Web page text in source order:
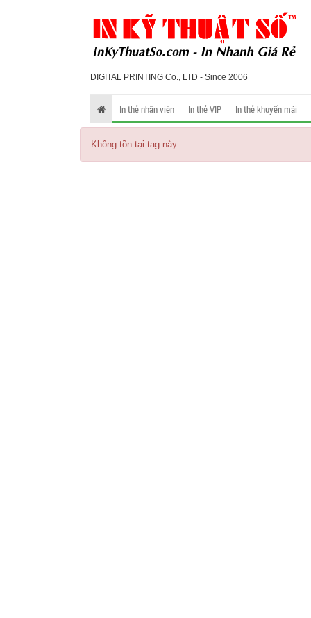
DIGITAL PRINTING Co., LTD - Since 2006
In thẻ nhân viên In thẻ VIP In thẻ khuyến mãi
Không tồn tại tag này.